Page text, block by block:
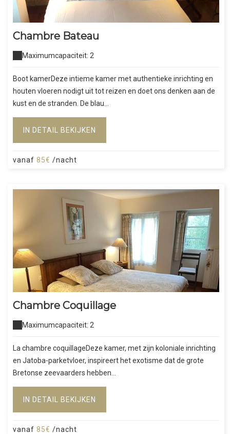
Chambre Bateau
Maximumcapaciteit: 2
Boot kamerDeze intieme kamer met authentieke inrichting en
houten vloeren nodigt uit tot reizen en doet ons denken aan de
kust en de stranden. De blau...
IN DETAIL BEKIJKEN
vanaf 85€ /nacht
Chambre Coquillage
Maximumcapaciteit: 2
La chambre coquillageDeze kamer, met zijn koloniale inrichting
en Jatoba-parketvloer, inspireert het exotisme dat de grote
Bretonse zeevaarders hebben...
IN DETAIL BEKIJKEN
vanaf 85€ /nacht